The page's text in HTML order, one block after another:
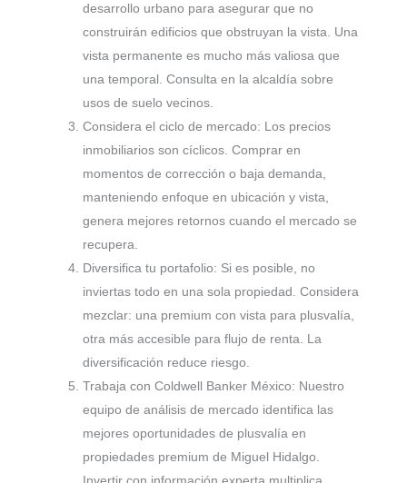
desarrollo urbano para asegurar que no
construirán edificios que obstruyan la vista. Una
vista permanente es mucho más valiosa que
una temporal. Consulta en la alcaldía sobre
usos de suelo vecinos.
Considera el ciclo de mercado: Los precios
inmobiliarios son cíclicos. Comprar en
momentos de corrección o baja demanda,
manteniendo enfoque en ubicación y vista,
genera mejores retornos cuando el mercado se
recupera.
Diversifica tu portafolio: Si es posible, no
inviertas todo en una sola propiedad. Considera
mezclar: una premium con vista para plusvalía,
otra más accesible para flujo de renta. La
diversificación reduce riesgo.
Trabaja con Coldwell Banker México: Nuestro
equipo de análisis de mercado identifica las
mejores oportunidades de plusvalía en
propiedades premium de Miguel Hidalgo.